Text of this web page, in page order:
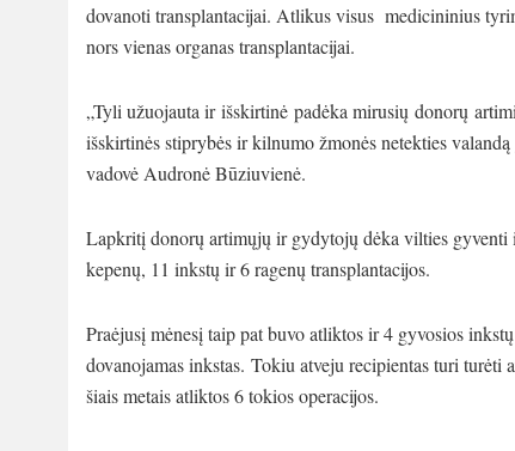
dovanoti transplantacijai. Atlikus visus medicininius
nors vienas organas transplantacijai.
„Tyli užuojauta ir išskirtinė padėka mirusių donorų
išskirtinės stiprybės ir kilnumo žmonės netekties
vadovė Audronė Būziuvienė.
Lapkritį donorų artimųjų ir gydytojų dėka vilties gyventi
kepenų, 11 inkstų ir 6 ragenų transplantacijos.
Praėjusį mėnesį taip pat buvo atliktos ir 4 gyvosios
dovanojamas inkstas. Tokiu atveju recipientas turi
šiais metais atliktos 6 tokios operacijos.